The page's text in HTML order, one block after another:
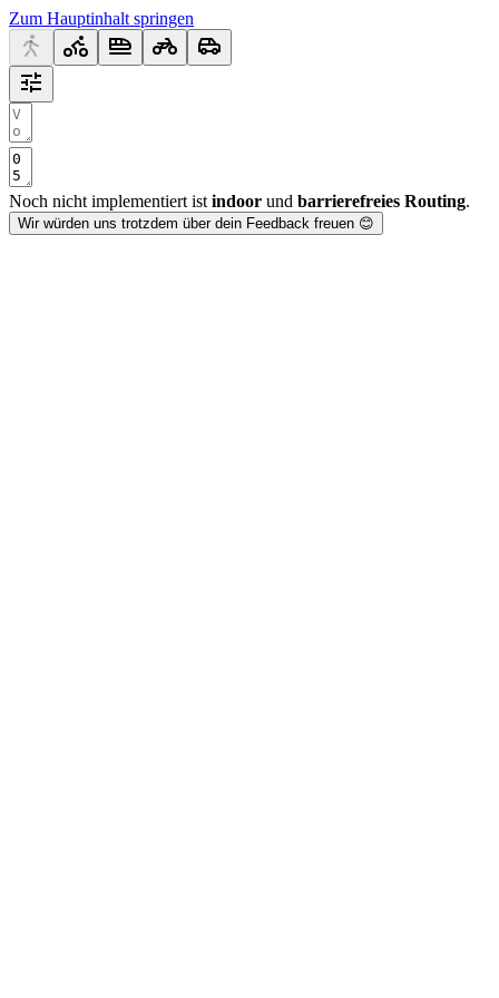
Zum Hauptinhalt springen
Noch nicht implementiert ist indoor und barrierefreies Routing.
Wir würden uns trotzdem über dein Feedback freuen 😊